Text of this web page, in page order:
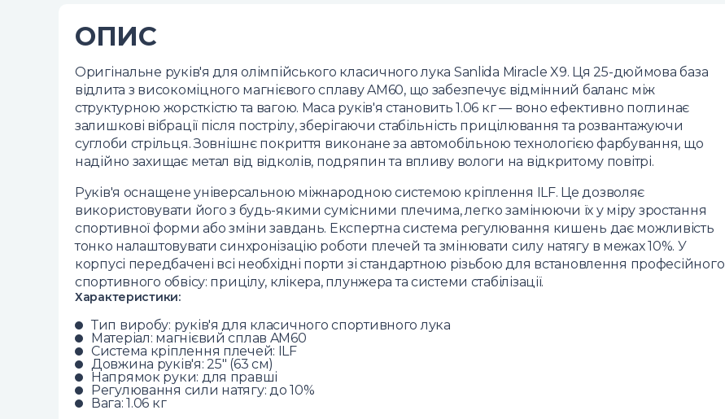
ОПИС
Оригінальне руків'я для олімпійського класичного лука Sanlida Miracle X9. Ця 25-дюймова база
відлита з високоміцного магнієвого сплаву AM60, що забезпечує відмінний баланс між
структурною жорсткістю та вагою. Маса руків'я становить 1.06 кг — воно ефективно поглинає
залишкові вібрації після пострілу, зберігаючи стабільність прицілювання та розвантажуючи
суглоби стрільця. Зовнішнє покриття виконане за автомобільною технологією фарбування, що
надійно захищає метал від відколів, подряпин та впливу вологи на відкритому повітрі.
Руків'я оснащене універсальною міжнародною системою кріплення ILF. Це дозволяє
використовувати його з будь-якими сумісними плечима, легко замінюючи їх у міру зростання
спортивної форми або зміни завдань. Експертна система регулювання кишень дає можливість
тонко налаштовувати синхронізацію роботи плечей та змінювати силу натягу в межах 10%. У
корпусі передбачені всі необхідні порти зі стандартною різьбою для встановлення професійного
спортивного обвісу: прицілу, клікера, плунжера та системи стабілізації.
Характеристики:
Тип виробу: руків'я для класичного спортивного лука
Матеріал: магнієвий сплав AM60
Система кріплення плечей: ILF
Довжина руків'я: 25" (63 см)
Напрямок руки: для правші
Регулювання сили натягу: до 10%
Вага: 1.06 кг